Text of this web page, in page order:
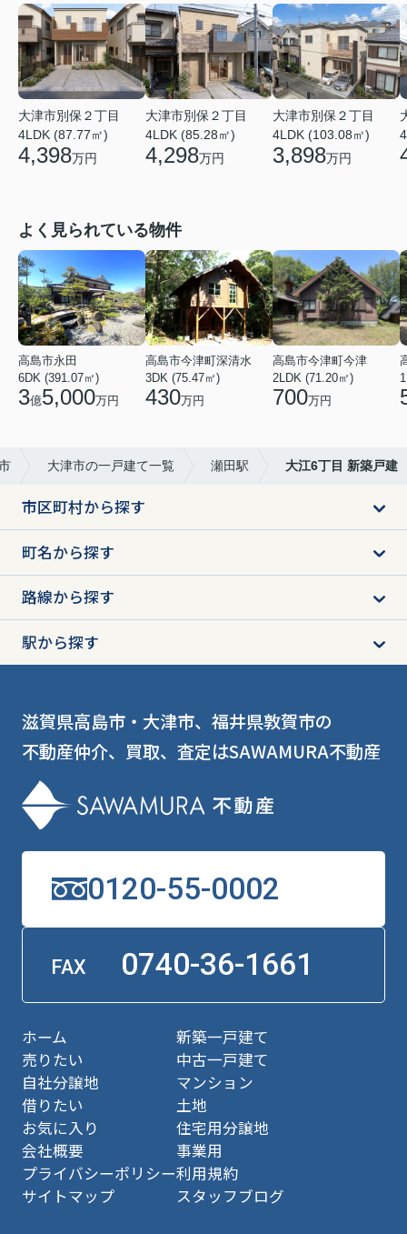
大津市別保２丁目
4LDK (87.77㎡)
4,398万円
大津市別保２丁目
4LDK (85.28㎡)
4,298万円
大津市別保２丁目
4LDK (103.08㎡)
3,898万円
よく見られている物件
高島市永田
6DK (391.07㎡)
3億5,000万円
高島市今津町深清水
3DK (75.47㎡)
430万円
高島市今津町今津
2LDK (71.20㎡)
700万円
大津市の一戸建て一覧 瀬田駅 大江6丁目 新築戸建
市区町村から探す
町名から探す
路線から探す
駅から探す
滋賀県高島市・大津市、福井県敦賀市の
不動産仲介、買取、査定はSAWAMURA不動産
0120-55-0002
FAX 0740-36-1661
ホーム
売りたい
自社分譲地
借りたい
お気に入り
会社概要
プライバシーポリシー
サイトマップ
新築一戸建て
中古一戸建て
マンション
土地
住宅用分譲地
事業用
利用規約
スタッフブログ